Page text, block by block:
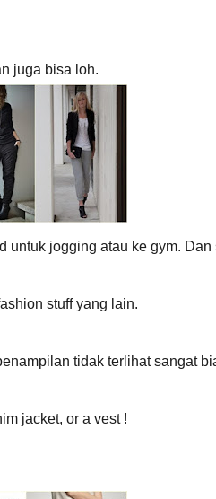
juga bisa loh.
jogging atau ke gym.
stuff yang lain.
tidak terlihat sangat
jacket, or a vest !